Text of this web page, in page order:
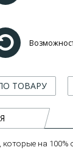
ТОВАРУ
на